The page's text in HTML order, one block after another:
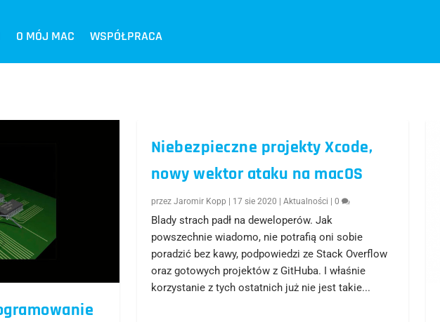
O MÓJ MAC WSPÓŁPRACA
Niebezpieczne projekty Xcode,
nowy wektor ataku na macOS
przez Jaromir Kopp 17 sie 2020 Aktualności 0
Blady strach padł na deweloperów. Jak
powszechnie wiadomo, nie potrafią oni sobie
poradzić bez kawy, podpowiedzi ze Stack Overflow
oraz gotowych projektów z GitHuba. I właśnie
korzystanie z tych ostatnich już nie jest takie...